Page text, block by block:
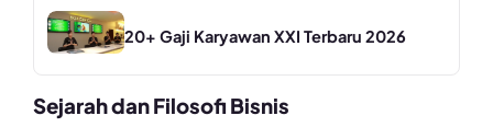
20+ Gaji Karyawan XXI Terbaru 2026
Sejarah dan Filosofi Bisnis